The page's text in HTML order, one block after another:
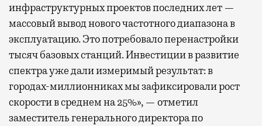
инфраструктурных проектов последних лет —
массовый вывод нового частотного диапазона в
эксплуатацию. Это потребовало перенастройки
тысяч базовых станций. Инвестиции в развитие
спектра уже дали измеримый результат: в
городах-миллионниках мы зафиксировали рост
скорости в среднем на 25%», — отметил
заместитель генерального директора по